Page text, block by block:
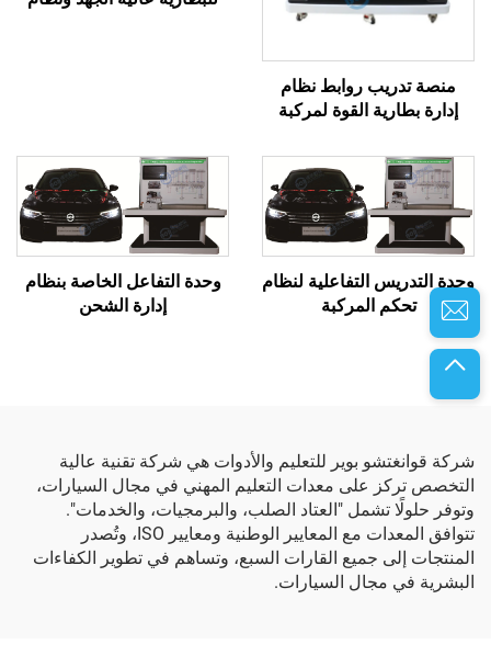
منصة تدريب روابط نظام
إدارة بطارية القوة لمركبة
وحدة التدريس التفاعلية لنظام
تحكم المركبة
وحدة التفاعل الخاصة بنظام
إدارة الشحن
شركة قوانغتشو بوير للتعليم والأدوات هي شركة تقنية عالية
التخصص تركز على معدات التعليم المهني في مجال السيارات،
وتوفر حلولًا تشمل "العتاد الصلب، والبرمجيات، والخدمات".
تتوافق المعدات مع المعايير الوطنية ومعايير ISO، وتُصدر
المنتجات إلى جميع القارات السبع، وتساهم في تطوير الكفاءات
البشرية في مجال السيارات.